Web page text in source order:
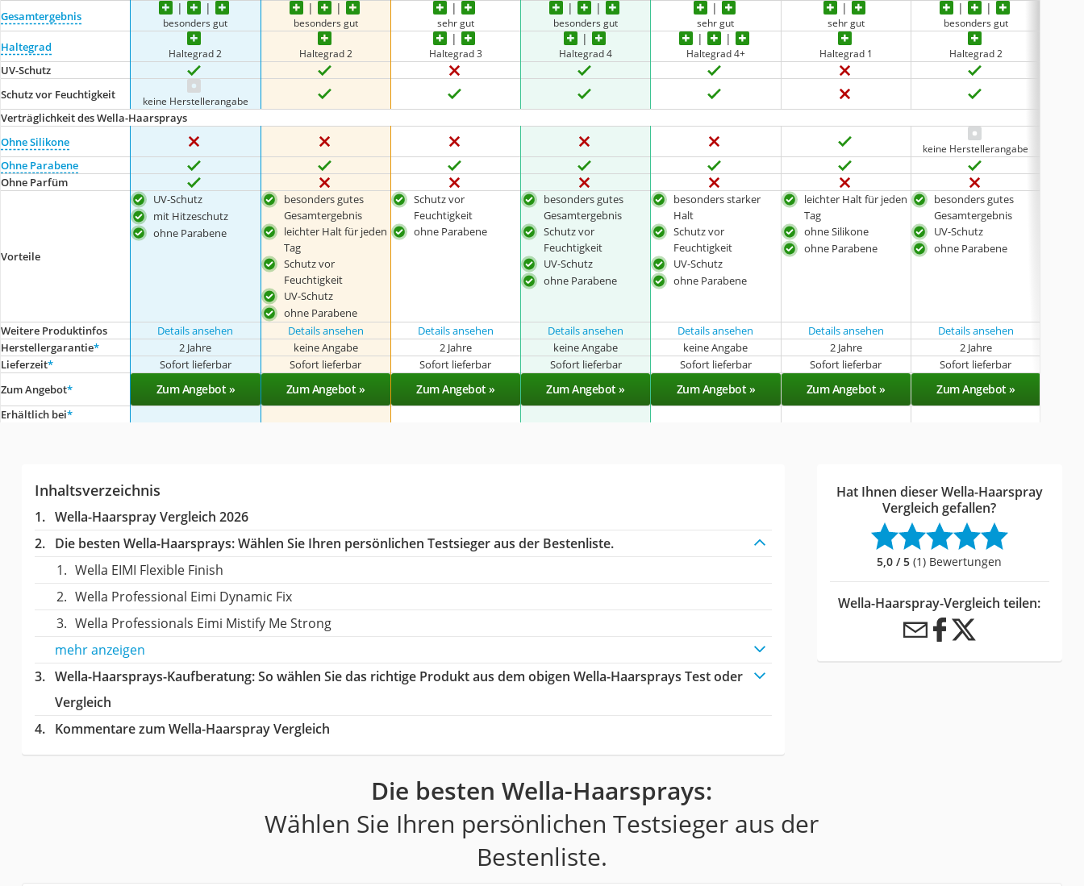
Gesamtergebnis
besonders gut besonders gut sehr gut besonders gut sehr gut sehr gut besonders gut
Haltegrad Haltegrad 2 Haltegrad 2 Haltegrad 3 Haltegrad 4 Haltegrad 4+ Haltegrad 1 Haltegrad 2
UV-Schutz
Schutz vor Feuchtigkeit
keine Herstellerangabe
Verträglichkeit des Wella-Haarsprays
Ohne Silikone
keine Herstellerangabe
Ohne Parabene
Ohne Parfüm
Vorteile
UV-Schutz
mit Hitzeschutz
ohne Parabene
besonders gutes
Gesamtergebnis
leichter Halt für jeden
Tag
Schutz vor
Feuchtigkeit
UV-Schutz
ohne Parabene
Schutz vor
Feuchtigkeit
ohne Parabene
besonders gutes
Gesamtergebnis
Schutz vor
Feuchtigkeit
UV-Schutz
ohne Parabene
besonders starker
Halt
Schutz vor
Feuchtigkeit
UV-Schutz
ohne Parabene
leichter Halt für jeden
Tag
ohne Silikone
ohne Parabene
besonders gutes
Gesamtergebnis
UV-Schutz
ohne Parabene
Weitere Produktinfos Details ansehen Details ansehen Details ansehen Details ansehen Details ansehen Details ansehen
Details ansehen
Herstellergarantie* 2 Jahre keine Angabe 2 Jahre keine Angabe keine Angabe 2 Jahre 2 Jahre
Lieferzeit* Sofort lieferbar Sofort lieferbar Sofort lieferbar Sofort lieferbar Sofort lieferbar Sofort lieferbar Sofort lieferbar
Zum Angebot* Zum Angebot » Zum Angebot » Zum Angebot » Zum Angebot » Zum Angebot » Zum Angebot » Zum Angebot »
Erhältlich bei*
Inhaltsverzeichnis
Wella-Haarspray Vergleich 2026
Die besten Wella-Haarsprays:Wählen Sie Ihren persönlichen Testsieger aus der Bestenliste.
Wella EIMI Flexible Finish
Wella Professional Eimi Dynamic Fix
Wella Professionals Eimi Mistify Me Strong
mehr anzeigen
Wella-Haarsprays-Kaufberatung: So wählen Sie das richtige Produkt aus dem obigen Wella-Haarsprays Test oder
Vergleich
Kommentare zum Wella-Haarspray Vergleich
Hat Ihnen dieser Wella-Haarspray
Vergleich gefallen?
5,0 / 5 (1) Bewertungen
Wella-Haarspray-Vergleich teilen:
Die besten Wella-Haarsprays:
Wählen Sie Ihren persönlichen Testsieger aus der
Bestenliste.